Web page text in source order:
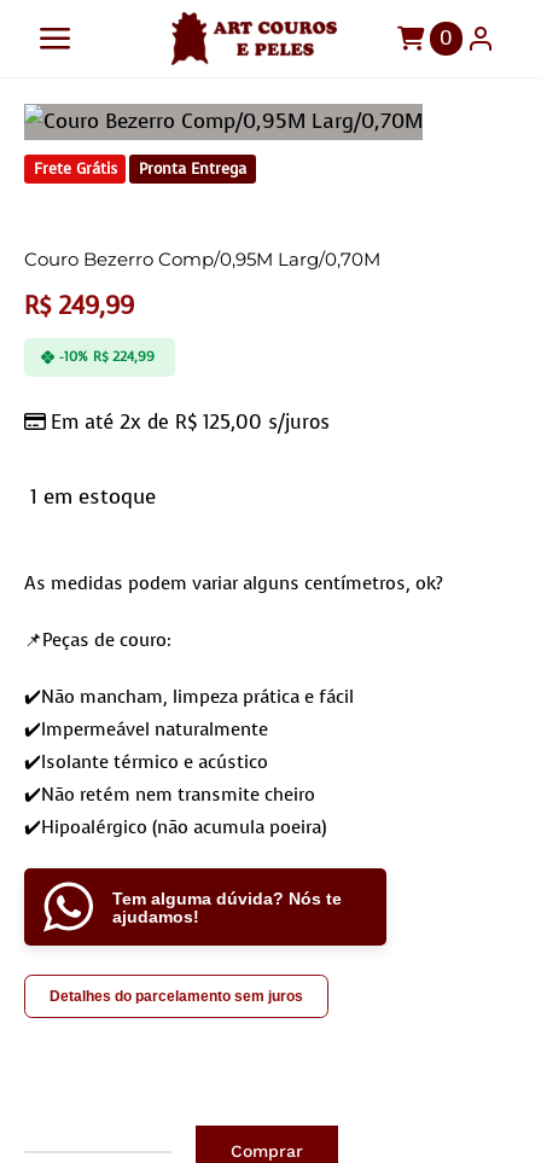
para
conteúdo
Toggle
Navigation
Tapetes
Para sua casa
Móveis
Sob Medida!
0
Frete Grátis Pronta Entrega
Couro Bezerro Comp/0,95M Larg/0,70M
R$249,99
Em até 2x de R$ 125,00 s/juros
-10% R$224,99
1 em estoque
As medidas podem variar alguns centímetros, ok?
📌Peças de couro:
✔️Não mancham, limpeza prática e fácil
✔️Impermeável naturalmente
✔️Isolante térmico e acústico
✔️Não retém nem transmite cheiro
✔️Hipoalérgico (não acumula poeira)
Tem alguma dúvida? Nós te
ajudamos!
Detalhes do parcelamento sem juros
Comprar